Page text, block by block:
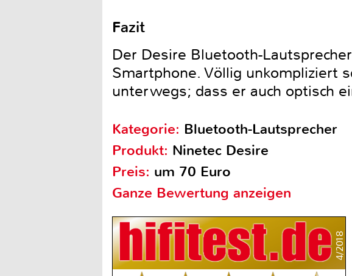
Fazit
Der Desire Bluetooth-
Smartphone. Völlig unkompliziert
unterwegs; dass er auch optisch
Kategorie: Bluetooth-Lautsprecher
Produkt: Ninetec Desire
Preis: um 70 Euro
Ganze Bewertung anzeigen
4/2018